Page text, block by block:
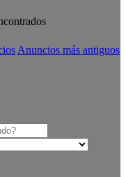
Anuncios más antiguos